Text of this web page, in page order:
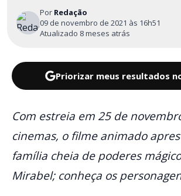
Por Redação
09 de novembro de 2021 às 16h51
Atualizado 8 meses atrás
Priorizar meus resultados
Com estreia em 25 de
cinemas, o filme animado
família cheia de poderes
Mirabel; conheça os